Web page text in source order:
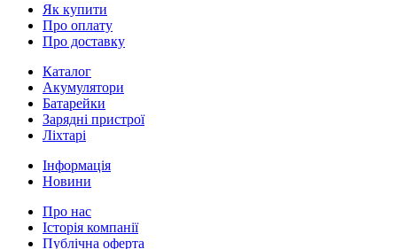
Як купити
Про оплату
Про доставку
Каталог
Акумулятори
Батарейки
Зарядні пристрої
Ліхтарі
Інформація
Новини
Про нас
Історія компанії
Публічна оферта